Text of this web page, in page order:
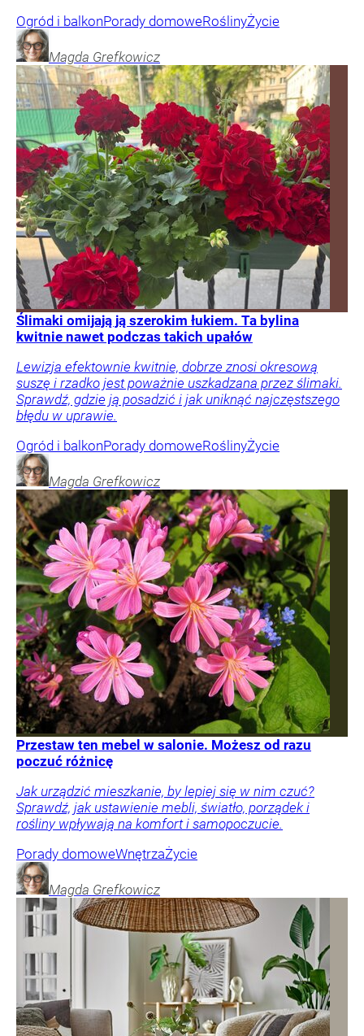
Ogród i balkonPorady domoweRoślinyŻycie
Magda Grefkowicz
Ślimaki omijają ją szerokim łukiem. Ta bylina
kwitnie nawet podczas takich upałów
Lewizja efektownie kwitnie, dobrze znosi okresową
suszę i rzadko jest poważnie uszkadzana przez ślimaki.
Sprawdź, gdzie ją posadzić i jak uniknąć najczęstszego
błędu w uprawie.
Ogród i balkonPorady domoweRoślinyŻycie
Magda Grefkowicz
Przestaw ten mebel w salonie. Możesz od razu
poczuć różnicę
Jak urządzić mieszkanie, by lepiej się w nim czuć?
Sprawdź, jak ustawienie mebli, światło, porządek i
rośliny wpływają na komfort i samopoczucie.
Porady domoweWnętrzaŻycie
Magda Grefkowicz